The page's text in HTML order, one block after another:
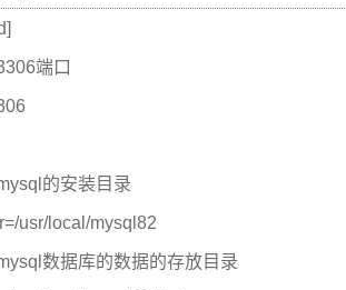
端口
的安装目录
usr/local/mysql82
数据库的数据的存放目录